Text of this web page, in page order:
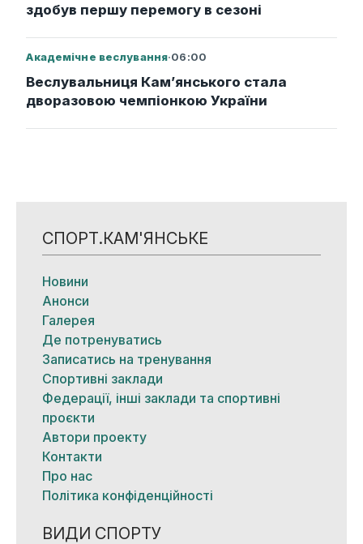
здобув першу перемогу в сезоні
Академічне веслування·06:00
Веслувальниця Кам’янського стала
дворазовою чемпіонкою України
СПОРТ.КАМ'ЯНСЬКЕ
Новини
Анонси
Галерея
Де потренуватись
Записатись на тренування
Спортивні заклади
Федерації, інші заклади та спортивні
проєкти
Автори проекту
Контакти
Про нас
Політика конфіденційності
ВИДИ СПОРТУ